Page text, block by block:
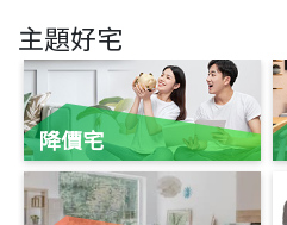
主題好宅
降價宅